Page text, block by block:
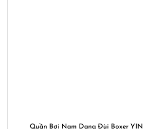
Quần Bơi Nam Dạng Đùi Boxer